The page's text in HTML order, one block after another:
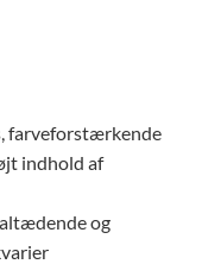
farveforstærkende
indhold af
og